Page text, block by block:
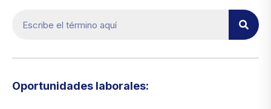
Oportunidades laborales:​